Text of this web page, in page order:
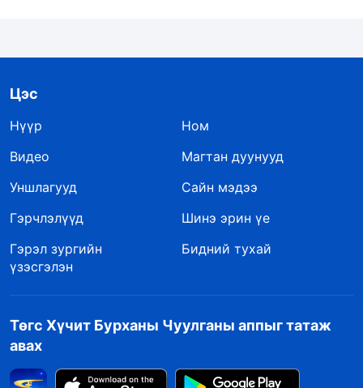
Цэс
Нүүр
Ном
Видео
Магтан дуунууд
Уншлагууд
Сайн мэдээ
Гэрчлэлүүд
Шинэ эрин үе
Гэрэл зургийн
үзэсгэлэн
Бидний тухай
Төгс Хүчит Бурханы Чуулганы аппыг татаж
авах